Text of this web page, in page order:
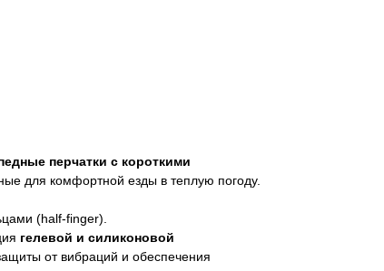
перчатки с короткими
для комфортной езды в теплую погоду.
(half-finger).
гелевой и силиконовой
от вибраций и обеспечения